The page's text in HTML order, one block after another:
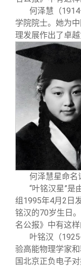
何泽慧（
学院院士。她为
理发展作出了卓越
何泽慧星命名
“叶铭汉星”是
组1995年4月2日
铭汉的70岁生日
名公报》中有这样
叶铭汉（
验高能物理学家
国北京正负电子